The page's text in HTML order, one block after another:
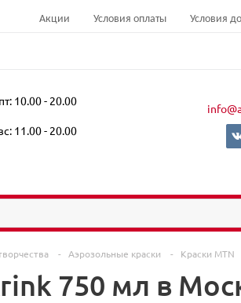
Акции Условия оплаты Условия
10.00 - 20.00
11.00 - 20.00
- Аэрозольные краски - Краски MTN
750 мл в